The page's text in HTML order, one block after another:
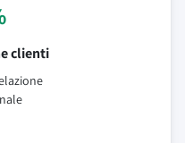
clienti